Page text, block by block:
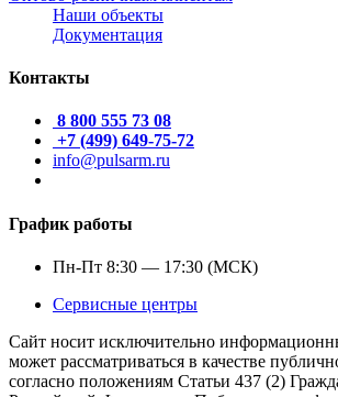
Наши объекты
Документация
Контакты
8 800 555 73 08
+7 (499) 649-75-72
info@pulsarm.ru
График работы
Пн-Пт 8:30 — 17:30 (МСК)
Сервисные центры
Сайт носит исключительно
может рассматриваться в качестве
согласно положениям Статьи 437 (2)